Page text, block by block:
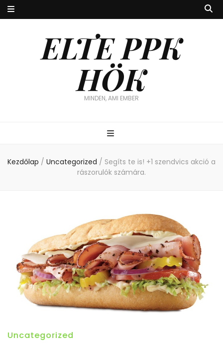
ELTE PPK
HÖK
MINDEN, AMI EMBER
Kezdőlap / Uncategorized / Segíts te is! +1 szendvics akció a
rászorulók számára.
Uncategorized